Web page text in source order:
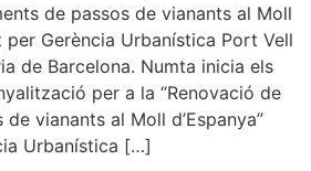
de passos de vianants al Moll
per Gerència Urbanística Port Vell
de Barcelona. Numta inicia els
per a la “Renovació de
vianants al Moll d’Espanya”
Urbanística […]